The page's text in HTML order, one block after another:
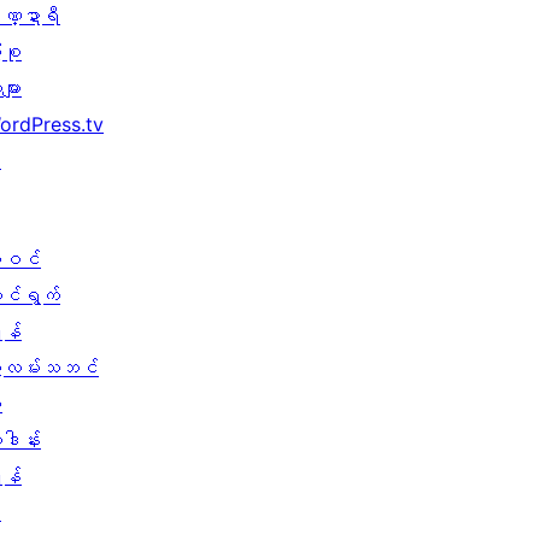
ဏ္ဍာရီ
စု
ား
ဝင်
ာင်ရွက်
န်
လမ်းသဘင်
ါန်း
န်